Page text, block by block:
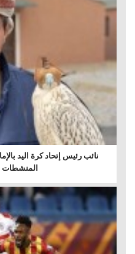
نائب رئيس إتحاد كرة اليد
المنشطات